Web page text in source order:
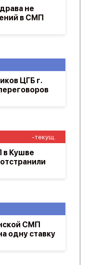
СМП
одну ставку
-текущ.
в Кушве
ЦГБ г.
не
в СМП